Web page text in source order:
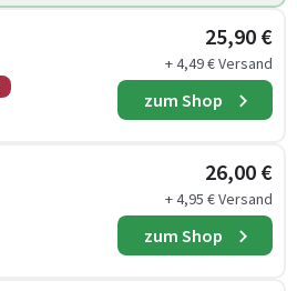
25,90 €
+ 4,49 € Versand
zum Shop
26,00 €
+ 4,95 € Versand
zum Shop